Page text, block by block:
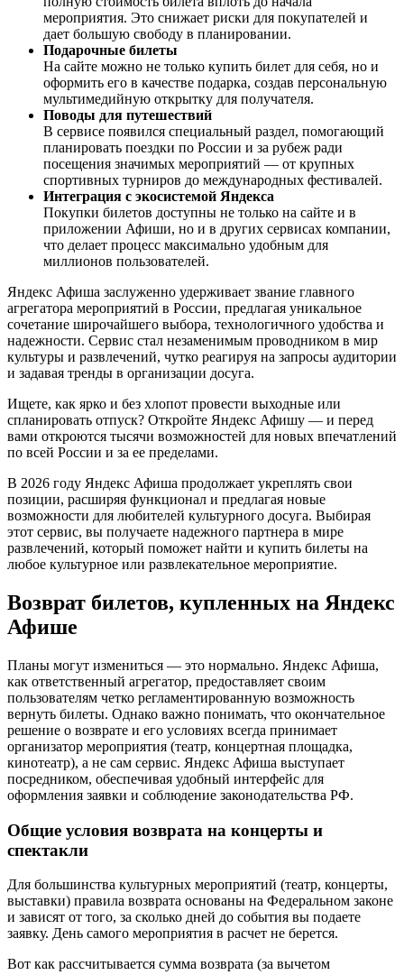
мероприятия. Это снижает риски для покупателей и
дает большую свободу в планировании.
Подарочные билеты
На сайте можно не только купить билет для себя, но и
оформить его в качестве подарка, создав персональную
мультимедийную открытку для получателя.
Поводы для путешествий
В сервисе появился специальный раздел, помогающий
планировать поездки по России и за рубеж ради
посещения значимых мероприятий — от крупных
спортивных турниров до международных фестивалей.
Интеграция с экосистемой Яндекса
Покупки билетов доступны не только на сайте и в
приложении Афиши, но и в других сервисах компании,
что делает процесс максимально удобным для
миллионов пользователей.
Яндекс Афиша заслуженно удерживает звание главного
агрегатора мероприятий в России, предлагая уникальное
сочетание широчайшего выбора, технологичного удобства и
надежности. Сервис стал незаменимым проводником в мир
культуры и развлечений, чутко реагируя на запросы аудитории
и задавая тренды в организации досуга.
Ищете, как ярко и без хлопот провести выходные или
спланировать отпуск? Откройте Яндекс Афишу — и перед
вами откроются тысячи возможностей для новых впечатлений
по всей России и за ее пределами.
В 2026 году Яндекс Афиша продолжает укреплять свои
позиции, расширяя функционал и предлагая новые
возможности для любителей культурного досуга. Выбирая
этот сервис, вы получаете надежного партнера в мире
развлечений, который поможет найти и купить билеты на
любое культурное или развлекательное мероприятие.
Возврат билетов, купленных на Яндекс
Афише
Планы могут измениться — это нормально. Яндекс Афиша,
как ответственный агрегатор, предоставляет своим
пользователям четко регламентированную возможность
вернуть билеты. Однако важно понимать, что окончательное
решение о возврате и его условиях всегда принимает
организатор мероприятия (театр, концертная площадка,
кинотеатр), а не сам сервис. Яндекс Афиша выступает
посредником, обеспечивая удобный интерфейс для
оформления заявки и соблюдение законодательства РФ.
Общие условия возврата на концерты и
спектакли
Для большинства культурных мероприятий (театр, концерты,
выставки) правила возврата основаны на Федеральном законе
и зависят от того, за сколько дней до события вы подаете
заявку. День самого мероприятия в расчет не берется.
Вот как рассчитывается сумма возврата (за вычетом